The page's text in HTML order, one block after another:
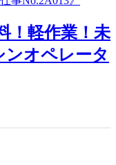
！軽作業！未
オペレータ